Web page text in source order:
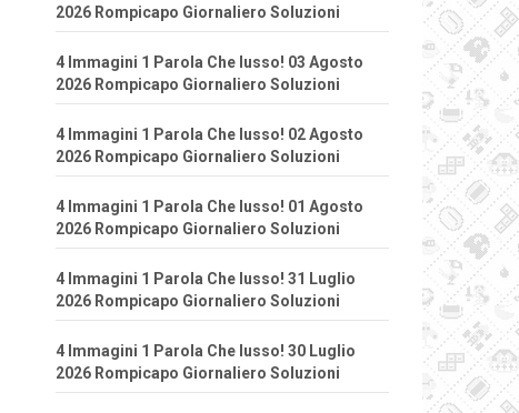
2026 Rompicapo Giornaliero Soluzioni
4 Immagini 1 Parola Che lusso! 03 Agosto
2026 Rompicapo Giornaliero Soluzioni
4 Immagini 1 Parola Che lusso! 02 Agosto
2026 Rompicapo Giornaliero Soluzioni
4 Immagini 1 Parola Che lusso! 01 Agosto
2026 Rompicapo Giornaliero Soluzioni
4 Immagini 1 Parola Che lusso! 31 Luglio
2026 Rompicapo Giornaliero Soluzioni
4 Immagini 1 Parola Che lusso! 30 Luglio
2026 Rompicapo Giornaliero Soluzioni